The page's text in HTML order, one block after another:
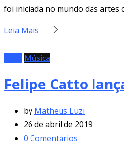
foi iniciada no mundo das artes
Leia Mais
Música
Felipe Catto
by Matheus Luzi
26 de abril de 2019
0 Comentários